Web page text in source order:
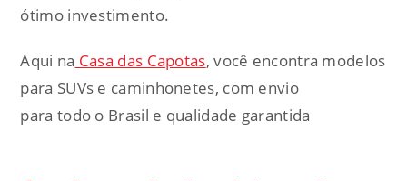
ótimo investimento.
Aqui na Casa das Capotas, você encontra modelos
para SUVs e caminhonetes, com envio
para todo o Brasil e qualidade garantida